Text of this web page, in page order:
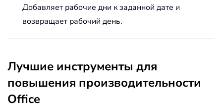
Добавляет рабочие дни к заданной дате и
возвращает рабочий день.
Лучшие инструменты для
повышения производительности
Office